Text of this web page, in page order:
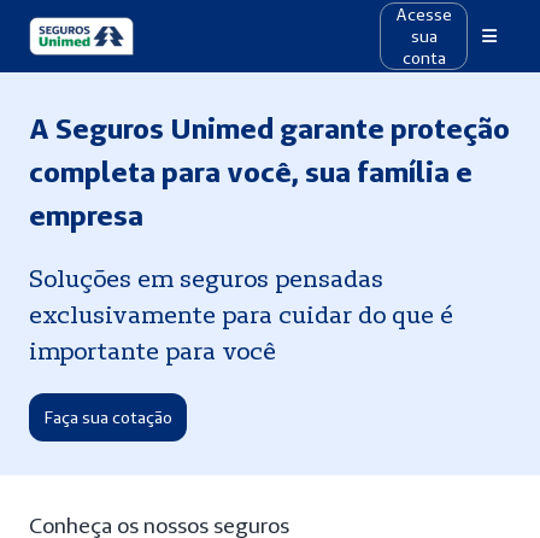
Acesse
sua
conta
A Seguros Unimed garante proteção
completa para você, sua família e
empresa
Soluções em seguros pensadas
exclusivamente para cuidar do que é
importante para você
Faça sua cotação
Conheça os nossos seguros